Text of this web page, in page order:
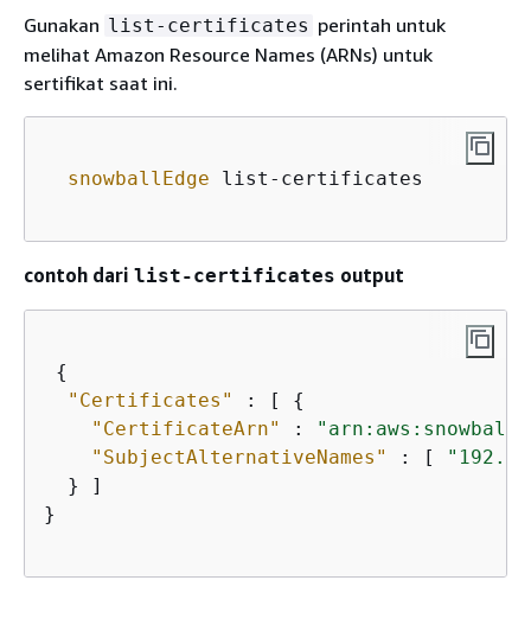
Gunakan list-certificates perintah untuk
melihat Amazon Resource Names (ARNs) untuk
sertifikat saat ini.
snowballEdge list-certificates
contoh dari list-certificates output
{
"Certificates"
: [ {
"CertificateArn"
:
"arn:aws:snowball-
"SubjectAlternativeNames"
: [
  } ]
}